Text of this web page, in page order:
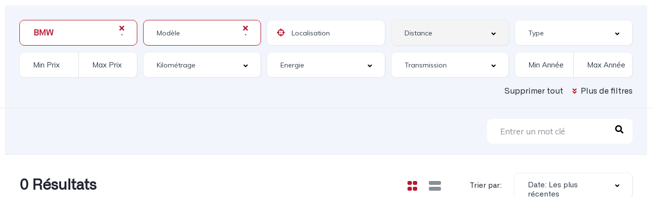
BMW
Supprimer tout Plus de filtres
0 Résultats Trier par:
Date: Les plus
récentes